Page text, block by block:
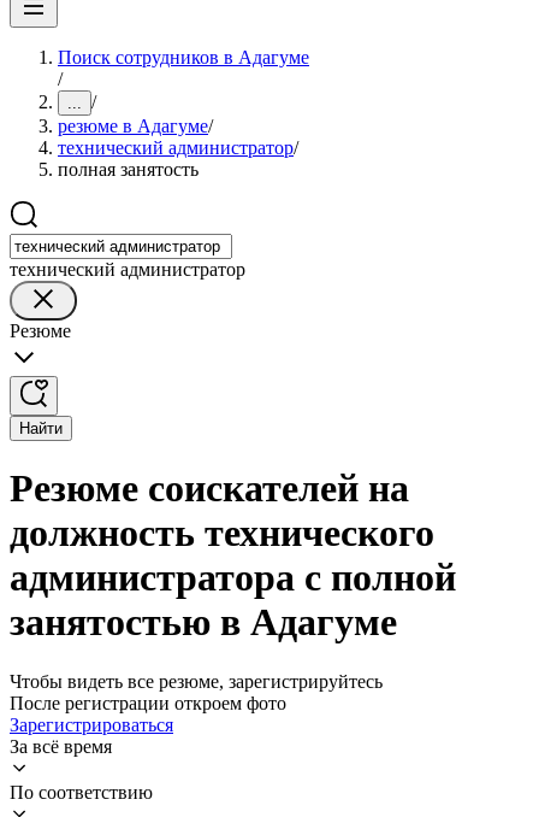
Поиск сотрудников в Адагуме
/
... /
резюме в Адагуме/
технический администратор/
полная занятость
технический администратор
Резюме
Найти
Резюме соискателей на
должность технического
администратора с полной
занятостью в Адагуме
Чтобы видеть все резюме, зарегистрируйтесь
После регистрации откроем фото
Зарегистрироваться
За всё время
По соответствию